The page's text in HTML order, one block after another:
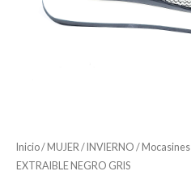
Inicio/ MUJER / INVIERNO / Mocasines
EXTRAIBLE NEGRO GRIS